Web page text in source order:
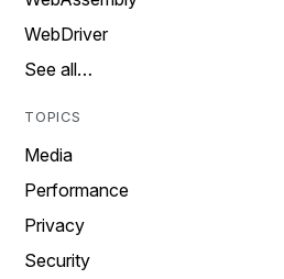
WebDriver
See all…
TOPICS
Media
Performance
Privacy
Security